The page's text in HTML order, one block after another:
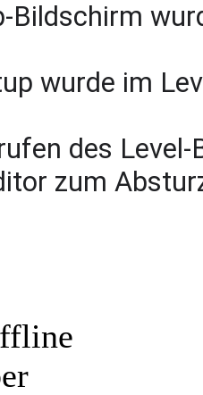
Bildschirm
wurde im
des
zum